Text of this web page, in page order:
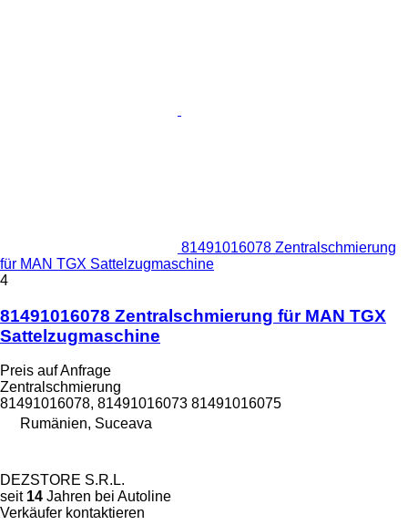
81491016078 Zentralschmierung
für MAN TGX Sattelzugmaschine
4
81491016078 Zentralschmierung für MAN TGX
Sattelzugmaschine
Preis auf Anfrage
Zentralschmierung
81491016078, 81491016073 81491016075
Rumänien, Suceava
DEZSTORE S.R.L.
seit 14 Jahren bei Autoline
Verkäufer kontaktieren